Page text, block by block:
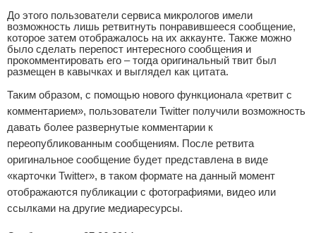
До этого пользователи сервиса микрологов имели
возможность лишь ретвитнуть понравившееся сообщение,
которое затем отображалось на их аккаунте. Также можно
было сделать перепост интересного сообщения и
прокомментировать его – тогда оригинальный твит был
размещен в кавычках и выглядел как цитата.
Таким образом, с помощью нового функционала «ретвит с
комментарием», пользователи Twitter получили возможность
давать более развернутые комментарии к
переопубликованным сообщениям. После ретвита
оригинальное сообщение будет представлена в виде
«карточки Twitter», в таком формате на данный момент
отображаются публикации с фотографиями, видео или
ссылками на другие медиаресурсы.